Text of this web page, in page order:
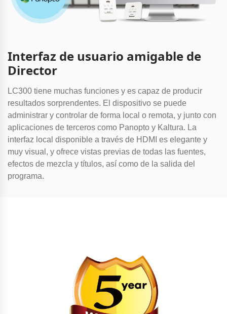
Interfaz de usuario amigable de
Director
LC300 tiene muchas funciones y es capaz de producir
resultados sorprendentes. El dispositivo se puede
administrar y controlar de forma local o remota, y junto con
aplicaciones de terceros como Panopto y Kaltura. La
interfaz local disponible a través de HDMI es elegante y
muy visual, y ofrece vistas previas de todas las fuentes,
efectos de mezcla y títulos, así como de la salida del
programa.